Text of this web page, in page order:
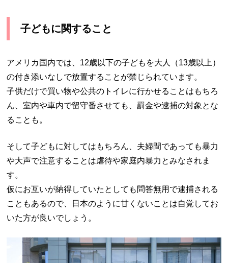
子どもに関すること
アメリカ国内では、 12歳以下の子どもを大人（13歳以上）
の付き添いなしで放置することが禁じられています。
子供だけで買い物や公共のトイレに行かせることはもちろ
ん、室内や車内で留守番させても、罰金や逮捕の対象とな
ることも。
そして子どもに対してはもちろん、夫婦間であっても暴力
や大声で注意することは虐待や家庭内暴力とみなされま
す。
仮にお互いが納得していたとしても問答無用で逮捕される
こともあるので、日本のように甘くないことは自覚してお
いた方が良いでしょう。